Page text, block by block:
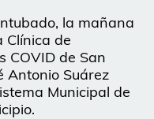
la mañana
Clínica de
COVID de San
Antonio Suárez
Municipal de